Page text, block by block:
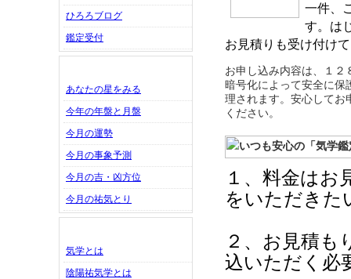
一件、
す。は
お見積りも受け付け
お申し込み内容は、１２
暗号化によって安全に保
理されます。安心してお
ください。
１、料金はお
をいただきた
２、お見積も
込いただく必
ひろろブログ
鑑定受付
あなたの星をみる
今年の年盤と月盤
今月の運勢
今月の事象予測
今月の吉・凶方位
今月の祐気とり
気学とは
陰陽祐気学とは